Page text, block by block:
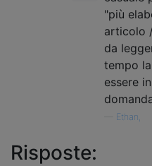
"più
articolo
da
tempo
essere
Ethan,
Risposte: